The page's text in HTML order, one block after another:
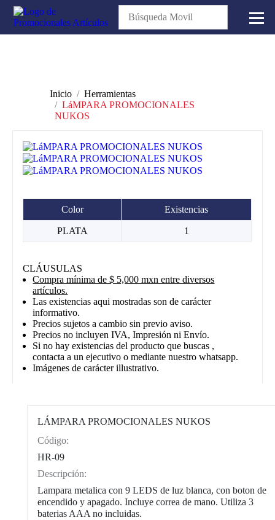
Inicio
Herramientas
LáMPARA PROMOCIONALES
NUKOS
Color Existencias
PLATA 1
CLÁUSULAS
Compra mínima de $ 5,000 mxn entre diversos
artículos.
Las existencias aqui mostradas son de carácter
informativo.
Precios sujetos a cambio sin previo aviso.
Precios no incluyen IVA, Impresión ni Envío.
Si no hay existencias del producto que buscas ,
contacta a un ejecutivo o mediante nuestro whatsapp.
Imágenes de carácter illustrativo.
LÁMPARA PROMOCIONALES NUKOS
Código:
HR-09
Descripción:
Lampara metalica con 9 LEDS de luz blanca, con boton de
encendido y apagado. Incluye correa de mano. Utiliza 3
baterias AAA no incluidas.